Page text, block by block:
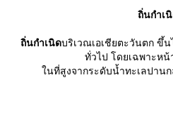
ถิ่นกำเ
ถิ่นกำเนิดบริเวณเอเชียตะวันตก ขึ้
ทั่วไป โดยเฉพาะห
นที่สูงจากระดับน้ำทะเลปานก